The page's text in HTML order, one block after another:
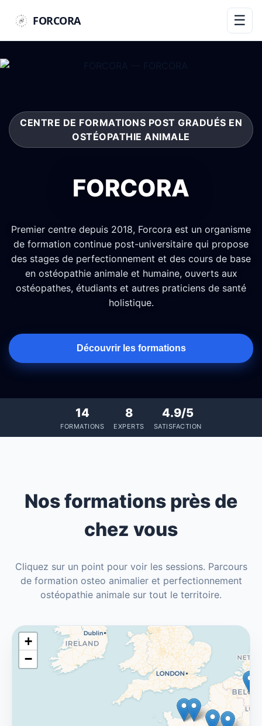
FORCORA ☰
CENTRE DE FORMATIONS POST GRADUÉS EN
OSTÉOPATHIE ANIMALE
FORCORA
Premier centre depuis 2018, Forcora est un organisme
de formation continue post-universitaire qui propose
des stages de perfectionnement et des cours de base
en ostéopathie animale et humaine, ouverts aux
ostéopathes, étudiants et autres praticiens de santé
holistique.
Découvrir les formations
14
FORMATIONS
8
EXPERTS
4.9/5
SATISFACTION
Nos formations près de
chez vous
Cliquez sur un point pour voir les sessions. Parcours
de formation osteo animalier et perfectionnement
ostéopathie animale sur tout le territoire.
+
−